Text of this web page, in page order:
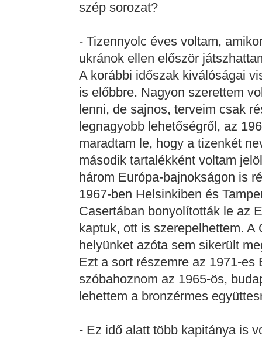
szép sorozat?
- Tizennyolc éves voltam,
ukránok ellen először
A korábbi időszak kiválóságai
is előbbre. Nagyon szerettem
lenni, de sajnos, terveim csak
legnagyobb lehetőségről, az
maradtam le, hogy a tizenkét
második tartalékként voltam
három Európa-bajnokságon is
1967-ben Helsinkiben és
Casertában bonyolították le az
kaptuk, ott is szerepelhettem.
helyünket azóta sem sikerült
Ezt a sort részemre az 1971-es
szóbahoznom az 1965-ös,
lehettem a bronzérmes
- Ez idő alatt több kapitánya is